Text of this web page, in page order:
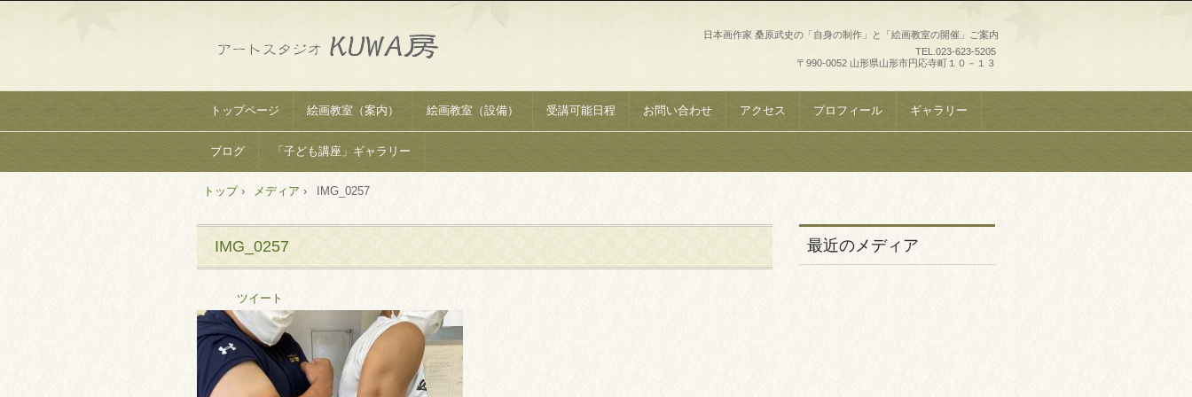
日本画作家 桑原武史の「自身の制作」と「絵画教室の開催」ご案内
TEL. 023-623-5205
〒990-0052 山形県山形市円応寺町１０－１３
トップページ 絵画教室（案内） 絵画教室（設備） 受講可能日程 お問い合わせ アクセス プロフィール ギャラリー
ブログ 「子ども講座」ギャラリー
トップ› メディア › IMG_0257
IMG_0257
ツイート
最近のメディア